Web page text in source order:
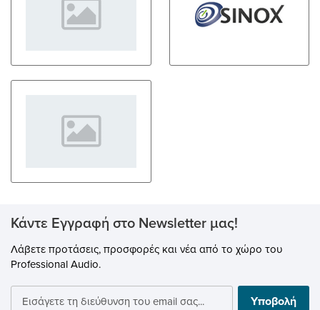
Κάντε Εγγραφή στο Newsletter μας!
Λάβετε προτάσεις, προσφορές και νέα από το χώρο του
Professional Audio.
Υποβολή